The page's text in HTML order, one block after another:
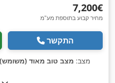
‏7,200 ‏€
מחיר קבוע בתוספת מע"מ
התקשר
מצב: מצב טוב מאוד (משומש)